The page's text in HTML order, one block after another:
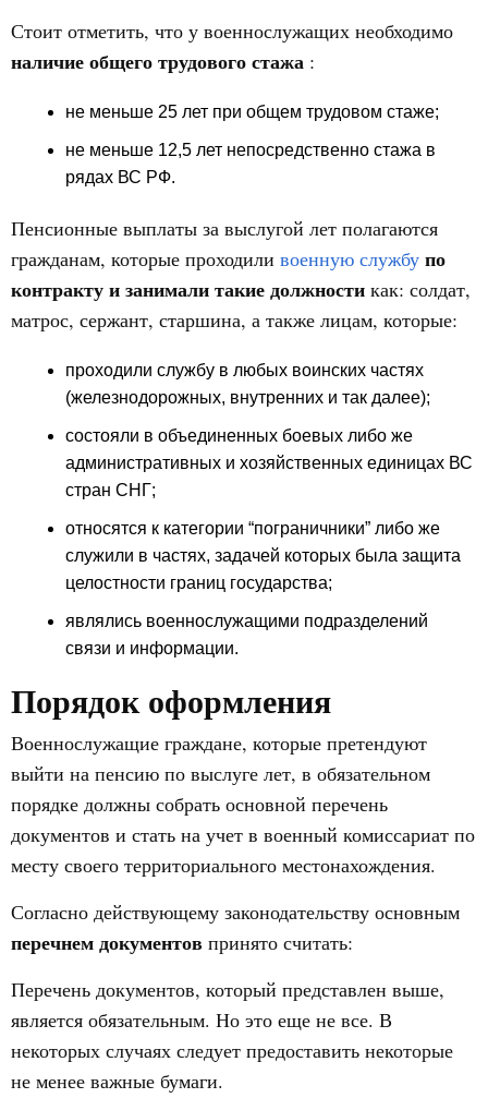
Стоит отметить, что у военнослужащих необходимо
наличие общего трудового стажа :
не меньше 25 лет при общем трудовом стаже;
не меньше 12,5 лет непосредственно стажа в
рядах ВС РФ.
Пенсионные выплаты за выслугой лет полагаются
гражданам, которые проходили военную службу по
контракту и занимали такие должности как: солдат,
матрос, сержант, старшина, а также лицам, которые:
проходили службу в любых воинских частях
(железнодорожных, внутренних и так далее);
состояли в объединенных боевых либо же
административных и хозяйственных единицах ВС
стран СНГ;
относятся к категории “пограничники” либо же
служили в частях, задачей которых была защита
целостности границ государства;
являлись военнослужащими подразделений
связи и информации.
Порядок оформления
Военнослужащие граждане, которые претендуют
выйти на пенсию по выслуге лет, в обязательном
порядке должны собрать основной перечень
документов и стать на учет в военный комиссариат по
месту своего территориального местонахождения.
Согласно действующему законодательству основным
перечнем документов принято считать:
Перечень документов, который представлен выше,
является обязательным. Но это еще не все. В
некоторых случаях следует предоставить некоторые
не менее важные бумаги.